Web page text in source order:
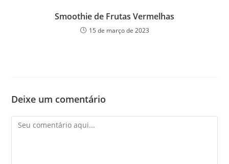
Smoothie de Frutas Vermelhas
15 de março de 2023
Deixe um comentário